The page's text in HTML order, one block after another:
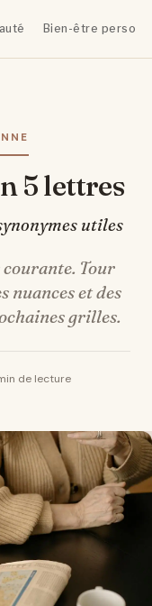
Bien-être
5 lettres
utiles
courante. Tour
nuances et des
grilles.
de lecture